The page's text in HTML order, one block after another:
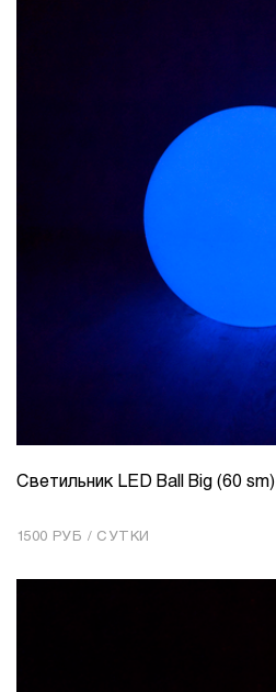
КОЛИЧЕСТВО 1
Светильник LED Ball Big (60 sm)
1500 РУБ / СУТКИ